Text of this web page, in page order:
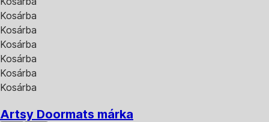
Kosárba
Kosárba
Kosárba
Kosárba
Kosárba
Kosárba
Artsy Doormats márka